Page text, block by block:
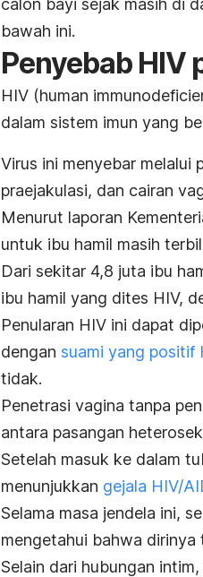
calon bayi sejak masih di
bawah ini.
Penyebab HIV
HIV (human
dalam sistem imun yang
Virus ini menyebar melalui
praejakulasi, dan cairan
Menurut laporan
untuk ibu hamil masih
Dari sekitar 4,8 juta ibu
ibu hamil yang dites HIV,
Penularan HIV ini dapat
dengan suami yang positif
tidak.
Penetrasi vagina tanpa
antara pasangan
Setelah masuk ke dalam
menunjukkan gejala HIV/
Selama masa jendela ini,
mengetahui bahwa
Selain dari hubungan